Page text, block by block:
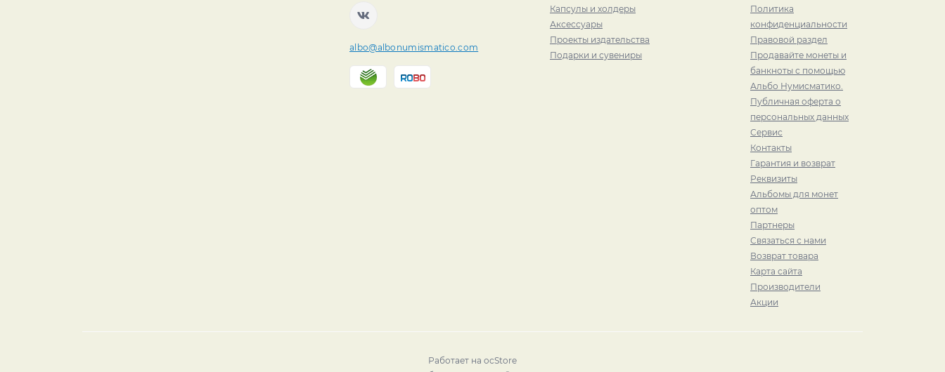
albo@albonumismatico.com
Капсулы и холдеры
Аксессуары
Проекты издательства
Подарки и сувениры
Политика
конфиденциальности
Правовой раздел
Продавайте монеты и
банкноты с помощью
Альбо Нумисматико.
Публичная оферта о
персональных данных
Сервис
Контакты
Гарантия и возврат
Реквизиты
Альбомы для монет
оптом
Партнеры
Связаться с нами
Возврат товара
Карта сайта
Производители
Акции
Работает на ocStore